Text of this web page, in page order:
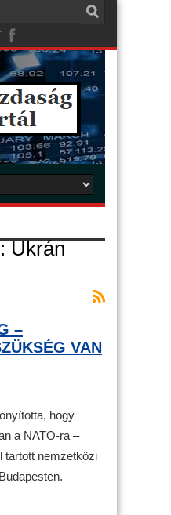
Ukrán
–
VAN
hogy
a NATO-ra –
tartott nemzetközi